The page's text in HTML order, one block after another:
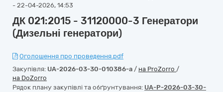
- 22-04-2026, 14:53
ДК 021:2015 - 31120000-3 Генератори
(Дизельні генератори)
Оголошення про проведення.pdf
Закупівля: UA-2026-03-30-010386-a / на ProZorro /
на DoZorro
Рядок плану закупівлі та обґрунтування: UA-P-2026-03-30-